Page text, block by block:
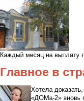
Каждый месяц на выплату
Главное в
Хотела
«ДОМа-2» вновь